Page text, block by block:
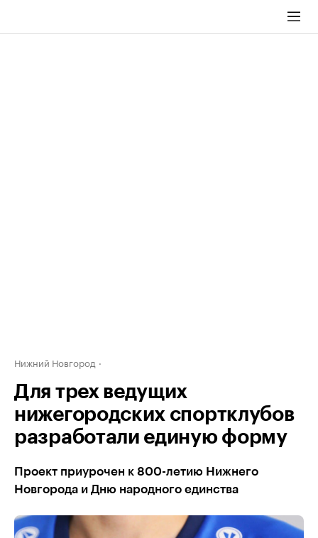
Нижний Новгород
Для трех ведущих
нижегородских спортклубов
разработали единую форму
Проект приурочен к 800-летию Нижнего
Новгорода и Дню народного единства